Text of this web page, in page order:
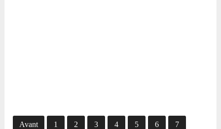
Avant 1 2 3 4 5 6 7